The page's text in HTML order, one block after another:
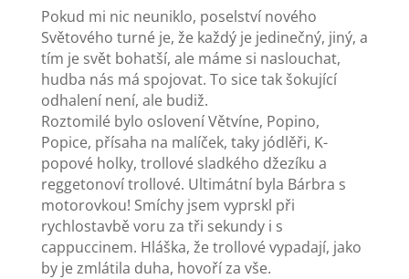
Pokud mi nic neuniklo, poselství nového
Světového turné je, že každý je jedinečný, jiný, a
tím je svět bohatší, ale máme si naslouchat,
hudba nás má spojovat. To sice tak šokující
odhalení není, ale budiž.
Roztomilé bylo oslovení Větvíne, Popino,
Popice, přísaha na malíček, taky jódlěři, K-
popové holky, trollové sladkého džezíku a
reggetonoví trollové. Ultimátní byla Bárbra s
motorovkou! Smíchy jsem vyprskl při
rychlostavbě voru za tři sekundy i s
cappuccinem. Hláška, že trollové vypadají, jako
by je zmlátila duha, hovoří za vše.